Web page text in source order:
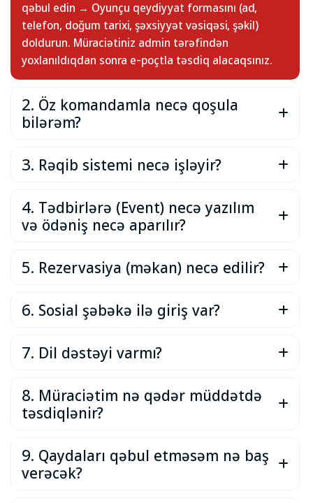
qəbul edin → Oyunçu qeydiyyat formasını (ad,
telefon, doğum tarixi, şəxsiyyət vəsiqəsi, şəkil)
doldurun. Müraciətiniz admin tərəfindən
yoxlanıldıqdan sonra e-poçtla təsdiq alacaqsınız.
2. Öz komandamla necə qoşula
bilərəm?
3. Rəqib sistemi necə işləyir?
4. Tədbirlərə (Event) necə yazılım
və ödəniş necə aparılır?
5. Rezervasiya (məkan) necə edilir?
6. Sosial şəbəkə ilə giriş var?
7. Dil dəstəyi varmı?
8. Müraciətim nə qədər müddətdə
təsdiqlənir?
9. Qaydaları qəbul etməsəm nə baş
verəcək?